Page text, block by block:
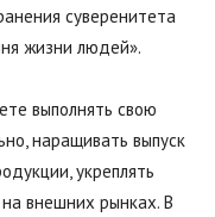
суверенитета
жизни людей».
выполнять свою
наращивать выпуск
укреплять
внешних рынках. В